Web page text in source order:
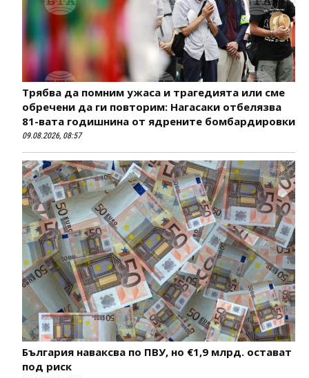
Трябва да помним ужаса и трагедията или сме
обречени да ги повторим: Нагасаки отбелязва
81-вата годишнина от ядрените бомбардировки
09.08.2026, 08:57
България наваксва по ПВУ, но €1,9 млрд. остават
под риск